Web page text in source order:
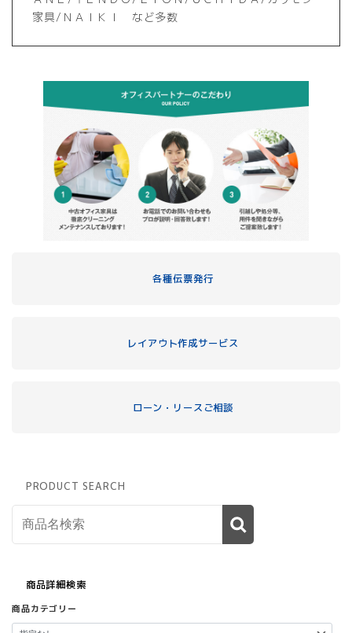
家具/ＮＡＩＫＩ など多数
各種伝票発行
レイアウト作成サービス
ローン・リースご相談
PRODUCT SEARCH
商品詳細検索
商品カテゴリー